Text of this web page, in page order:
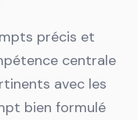
précis et
centrale
avec les
bien formulé